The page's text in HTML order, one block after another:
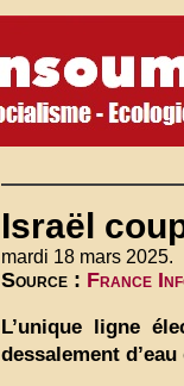
Israël
mardi 18 mars 2025.
Source : France
L’unique ligne
dessalement